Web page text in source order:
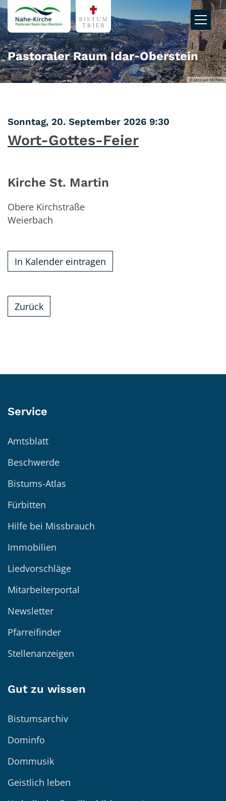
Zum Inhalt springen
© Michael Michels
Pastoraler Raum Idar‑Oberstein
Sonntag, 20. September 2026 9:30
Wort-Gottes-Feier
Kirche St. Martin
Obere Kirchstraße
Weierbach
In Kalender eintragen
Zurück
Service
Amtsblatt
Beschwerde
Bistums-Atlas
Fürbitten
Hilfe bei Missbrauch
Immobilien
Liedvorschläge
Mitarbeiterportal
Newsletter
Pfarreifinder
Stellenanzeigen
Gut zu wissen
Bistumsarchiv
Dominfo
Dommusik
Geistlich leben